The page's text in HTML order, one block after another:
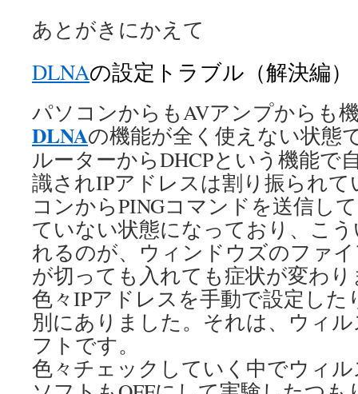
あとがきにかえて
DLNAの設定トラブル（解決編）
パソコンからもAVアンプからも
DLNAの機能が全く使えない状態
ルーターからDHCPという機能で
識されIPアドレスは割り振られ
コンからPINGコマンドを送信し
ていない状態になっており、こ
れるのが、ウィンドウズのファ
が切っても入れても症状が変わ
色々IPアドレスを手動で設定し
別にありました。それは、ウィ
フトです。
色々チェックしていく中でウィ